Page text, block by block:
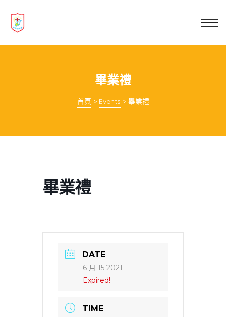
畢業禮
首頁 > Events > 畢業禮
畢業禮
DATE
6 月 15 2021
Expired!
TIME
教育